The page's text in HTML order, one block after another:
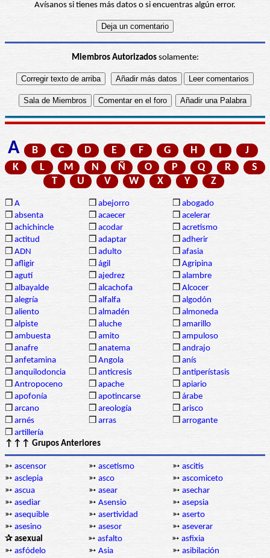
Avísanos si tienes más datos o si encuentras algún error.
Miembros Autorizadossolamente:
A B C D E F G H I
J
K
L M N Ñ O P Q R
S
T
U V W X Y Z
❒ A ❒ abejorro ❒ abogado
❒ absenta ❒ acaecer ❒ acelerar
❒ achichincle ❒ acodar ❒ acretismo
❒ actitud ❒ adaptar ❒ adherir
❒ ADN ❒ adulto ❒ afasia
❒ afligir ❒ ágil ❒ Agripina
❒ agutí ❒ ajedrez ❒ alambre
❒ albayalde ❒ alcachofa ❒ Alcocer
❒ alegría ❒ alfalfa ❒ algodón
❒ aliento ❒ almadén ❒ almoneda
❒ alpiste ❒ aluche ❒ amarillo
❒ ambuesta ❒ amito ❒ ampuloso
❒ anafre ❒ anatema ❒ andrajo
❒ anfetamina ❒ Angola ❒ anís
❒ anquilodoncia ❒ anticresis ❒ antiperístasis
❒ Antropoceno ❒ apache ❒ apiario
❒ apofonía ❒ apotincarse ❒ árabe
❒ arcano ❒ areología ❒ arisco
❒ arnés ❒ arras ❒ arrogante
❒ artillería
↑↑↑ Grupos Anteriores
➳ ascensor ➳ ascetismo ➳ ascitis
➳ asclepia ➳ asco ➳ ascomiceto
➳ ascua ➳ asear ➳ asechar
➳ asediar ➳ Asensio ➳ asepsia
➳ asequible ➳ asertividad ➳ aserto
➳ asesino ➳ asesor ➳ aseverar
✰ asexual
➳ asfalto ➳ asfixia
➳ asfódelo ➳ Asia ➳ asibilación